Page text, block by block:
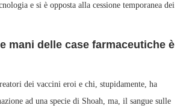
e si è opposta alla cessione temporanea dei
mani delle case farmaceutiche è
dei vaccini eroi e chi, stupidamente, ha
ad una specie di Shoah, ma, il sangue sulle